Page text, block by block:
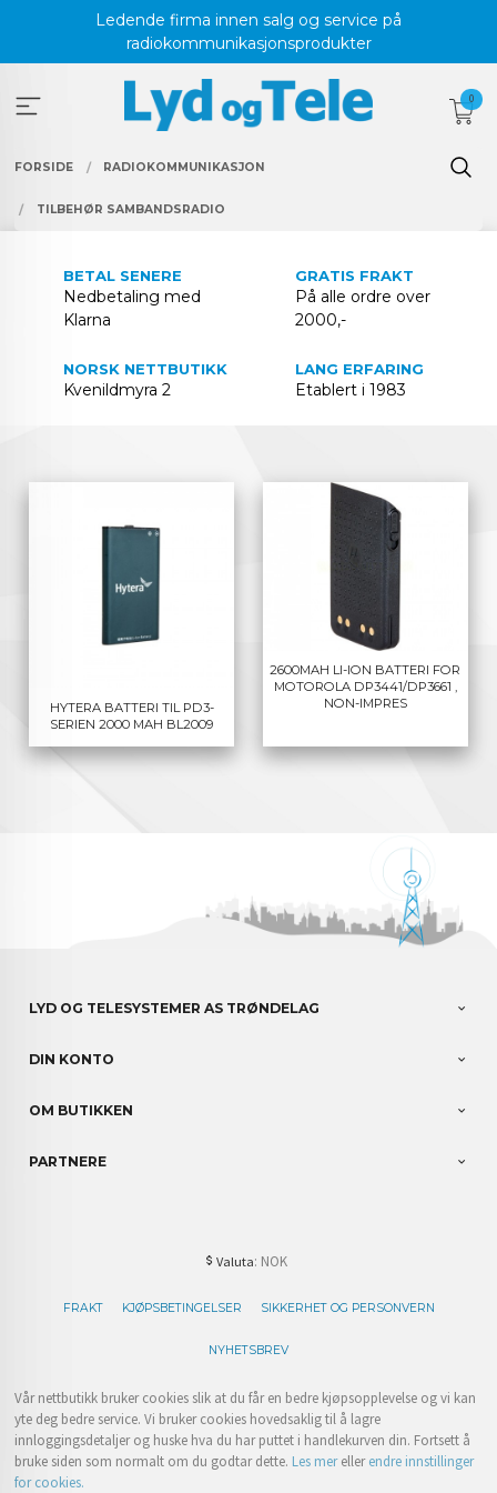
Ledende firma innen salg og service på
radiokommunikasjonsprodukter
0
FORSIDE RADIOKOMMUNIKASJON
TILBEHØR SAMBANDSRADIO
BETAL SENERE
Nedbetaling med
Klarna
GRATIS FRAKT
På alle ordre over
2000,-
NORSK NETTBUTIKK
Kvenildmyra 2
LANG ERFARING
Etablert i 1983
HYTERA BATTERI TIL PD3-
SERIEN 2000 MAH BL2009
2600MAH LI-ION BATTERI FOR
MOTOROLA DP3441/DP3661 ,
NON-IMPRES
LYD OG TELESYSTEMER AS TRØNDELAG
DIN KONTO
OM BUTIKKEN
PARTNERE
Valuta: NOK
FRAKT KJØPSBETINGELSER SIKKERHET OG PERSONVERN
NYHETSBREV
Vår nettbutikk bruker cookies slik at du får en bedre kjøpsopplevelse og vi kan
yte deg bedre service. Vi bruker cookies hovedsaklig til å lagre
innloggingsdetaljer og huske hva du har puttet i handlekurven din. Fortsett å
bruke siden som normalt om du godtar dette. Les merellerendre innstillinger
for cookies.